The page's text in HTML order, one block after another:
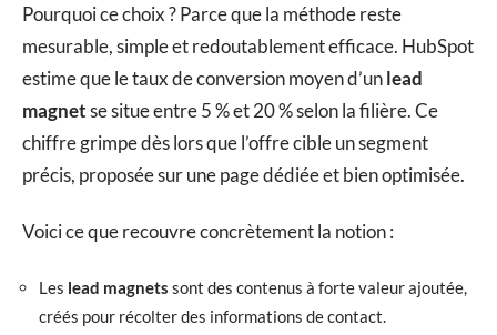
Pourquoi ce choix ? Parce que la méthode reste
mesurable, simple et redoutablement efficace. HubSpot
estime que le taux de conversion moyen d’unlead
magnetse situe entre 5 % et 20 % selon la filière. Ce
chiffre grimpe dès lors que l’offre cible un segment
précis, proposée sur une page dédiée et bien optimisée.
Voici ce que recouvre concrètement la notion :
Les lead magnets sont des contenus à forte valeur ajoutée,
créés pour récolter des informations de contact.